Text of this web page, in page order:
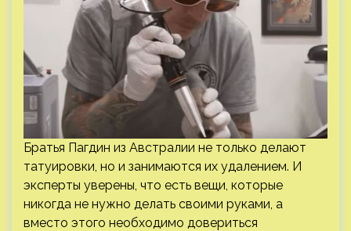
Братья Пагдин из Австралии не только делают
татуировки, но и занимаются их удалением. И
эксперты уверены, что есть вещи, которые
никогда не нужно делать своими руками, а
вместо этого необходимо довериться